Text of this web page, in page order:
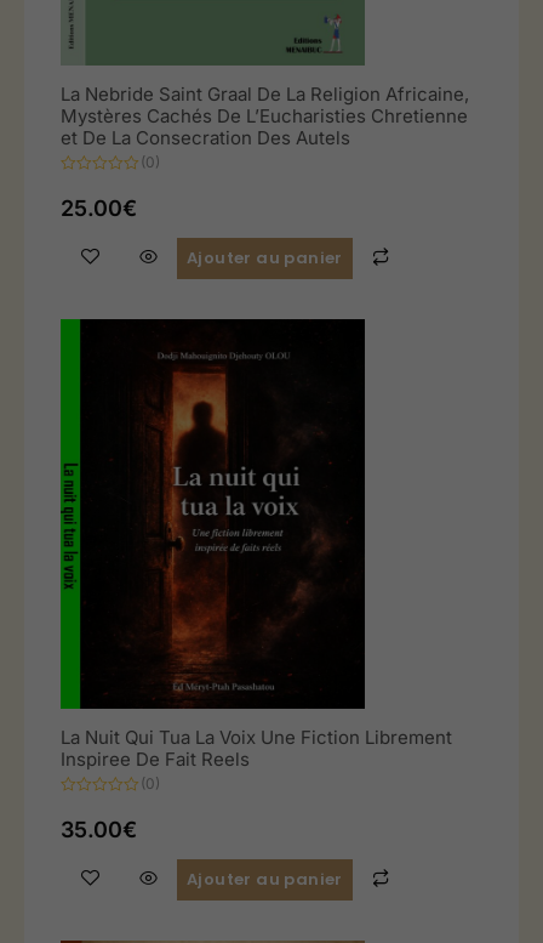
La Nebride Saint Graal De La Religion Africaine,
Mystères Cachés De L’Eucharisties Chretienne
et De La Consecration Des Autels
0
sur
(0)
25.00€
Ajouter au panier
La Nuit Qui Tua La Voix Une Fiction Librement
Inspiree De Fait Reels
0
sur
(0)
35.00€
Ajouter au panier